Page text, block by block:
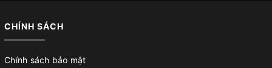
CHÍNH SÁCH
Chính sách bảo mật